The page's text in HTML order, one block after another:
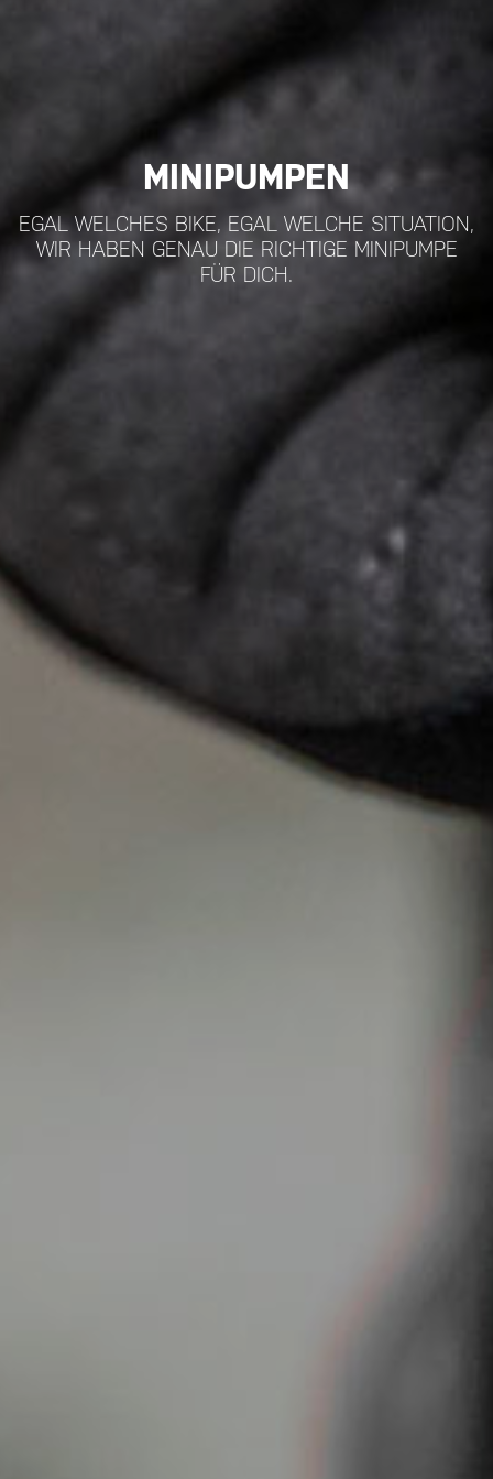
MINIPUMPEN
EGAL WELCHES BIKE, EGAL WELCHE SITUATION,
WIR HABEN GENAU DIE RICHTIGE MINIPUMPE
FÜR DICH.